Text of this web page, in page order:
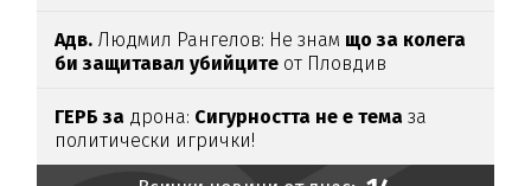
Адв. Людмил Рангелов: Не знам що за колега
би защитавал убийците от Пловдив
ГЕРБ за дрона: Сигурността не е темаза
политически игрички!